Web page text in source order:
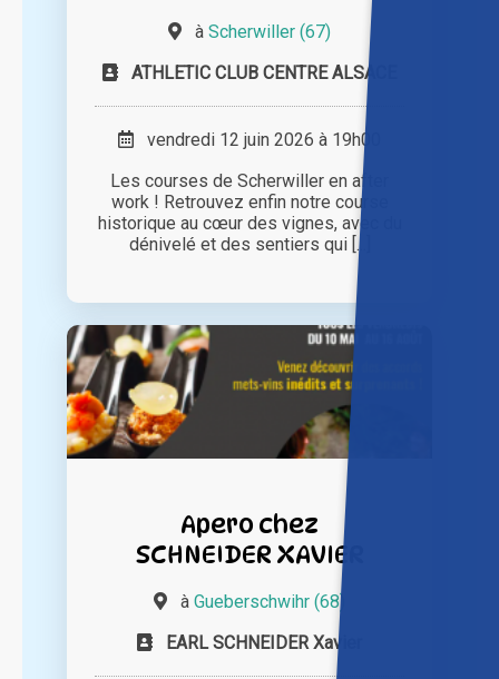
à Scherwiller (67)
ATHLETIC CLUB CENTRE ALSACE
vendredi 12 juin 2026 à 19h00
Les courses de Scherwiller en after
work ! Retrouvez enfin notre course
historique au cœur des vignes, avec du
dénivelé et des sentiers qui [...]
Apero chez
SCHNEIDER XAVIER
à Gueberschwihr (68)
EARL SCHNEIDER Xavier